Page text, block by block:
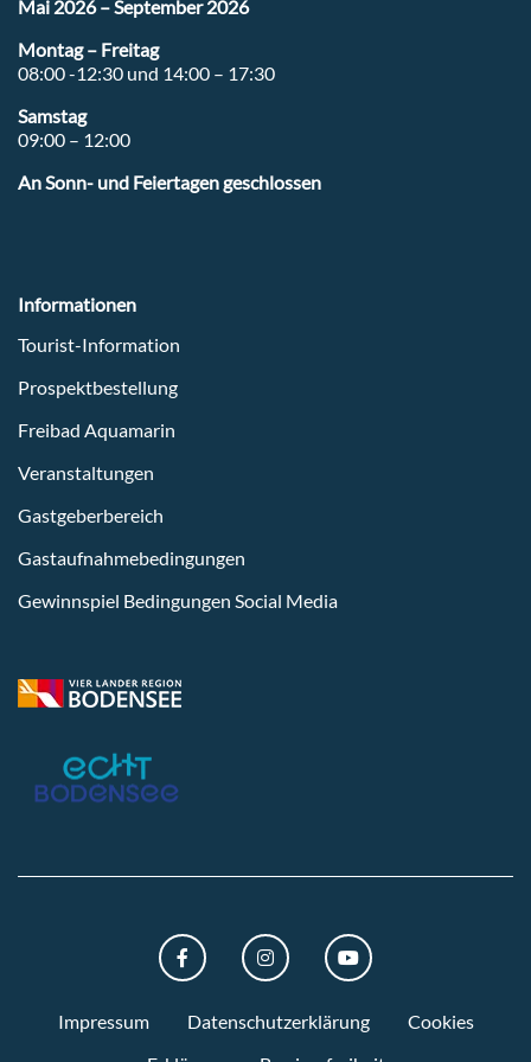
Mai 2026 – September 2026
Montag – Freitag
08:00 -12:30 und 14:00 – 17:30
Samstag
09:00 – 12:00
An Sonn- und Feiertagen geschlossen
Informationen
Tourist-Information
Prospektbestellung
Freibad Aquamarin
Veranstaltungen
Gastgeberbereich
Gastaufnahmebedingungen
Gewinnspiel Bedingungen Social Media
FACEBOOKINSTAGRAMYOUTUBE
Impressum Datenschutzerklärung
Cookies